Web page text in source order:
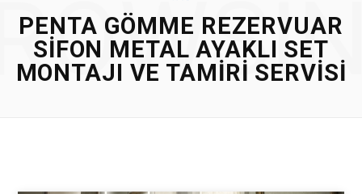
PENTA GÖMME REZERVUAR
SIFON METAL AYAKLI SET
MONTAJI VE TAMIRI SERVISI